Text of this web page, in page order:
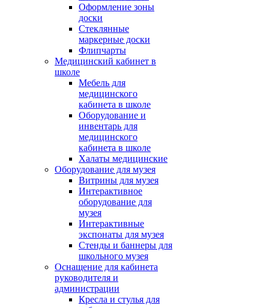
Оформление зоны
доски
Стеклянные
маркерные доски
Флипчарты
Медицинский кабинет в
школе
Мебель для
медицинского
кабинета в школе
Оборудование и
инвентарь для
медицинского
кабинета в школе
Халаты медицинские
Оборудование для музея
Витрины для музея
Интерактивное
оборудование для
музея
Интерактивные
экспонаты для музея
Стенды и баннеры для
школьного музея
Оснащение для кабинета
руководителя и
администрации
Кресла и стулья для